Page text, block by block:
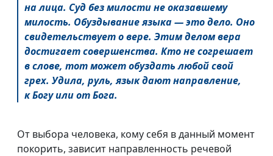
на лица. Суд без милости не оказавшему
милость. Обуздывание языка — это дело. Оно
свидетельствует о вере. Этим делом вера
достигает совершенства. Кто не согрешает
в слове, тот может обуздать любой свой
грех. Удила, руль, язык дают направление,
к Богу или от Бога.
От выбора человека, кому себя в данный момент
покорить, зависит направленность речевой